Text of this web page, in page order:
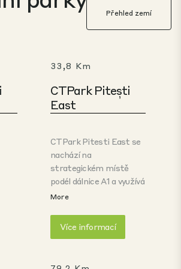
Přehled zemí
33,8 Km
CTPark Pitești
East
CTPark Pitesti East se
nachází na
strategickém místě
podél dálnice A1 a využívá
nejefektivnější dopravní
uzlu Bukurešť a zároveň
More
Více informací